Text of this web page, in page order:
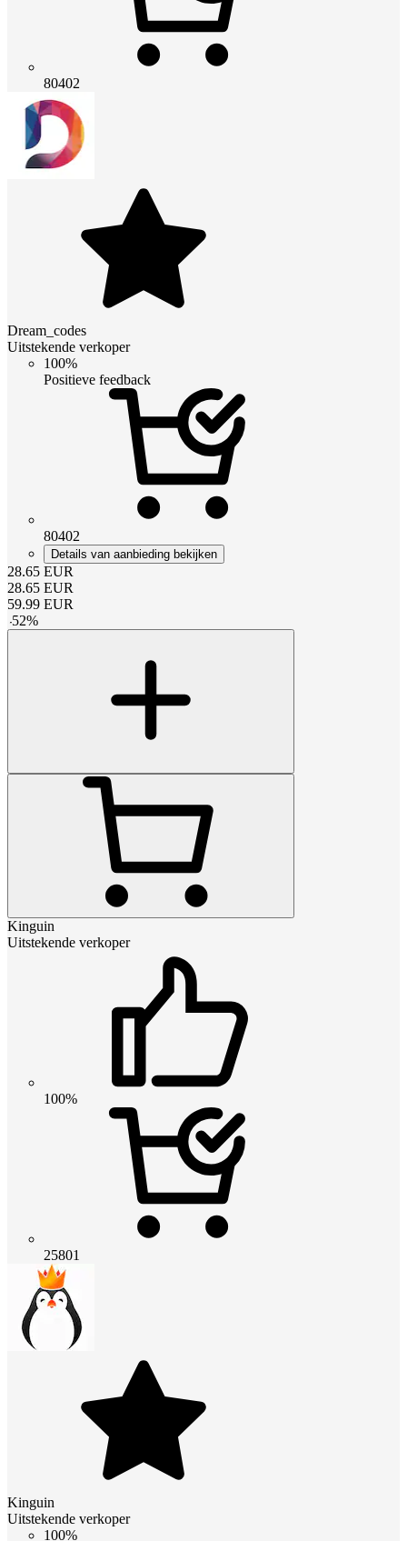
80402
Dream_codes
Uitstekende verkoper
100%
Positieve feedback
80402
Details van aanbieding bekijken
28.65 EUR
28.65 EUR
59.99 EUR
-52%
Kinguin
Uitstekende verkoper
100%
25801
Kinguin
Uitstekende verkoper
100%